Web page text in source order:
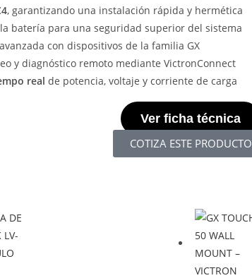
, garantizando una instalación rápida y hermética
batería para una seguridad superior del sistema
con dispositivos de la familia GX
y diagnóstico remoto mediante VictronConnect
real de potencia, voltaje y corriente de carga
Ver ficha técnica
COTIZA ESTE PRODUCTO